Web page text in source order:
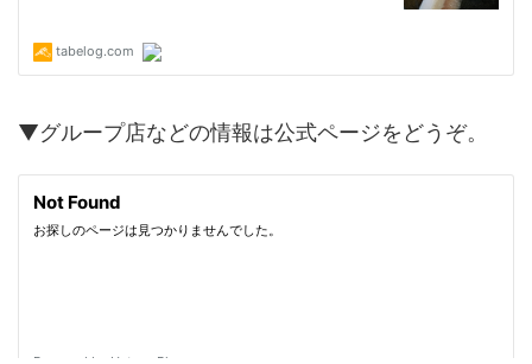
▼グループ店などの情報は公式ページをどうぞ。